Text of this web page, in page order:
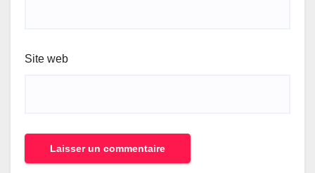
Site web